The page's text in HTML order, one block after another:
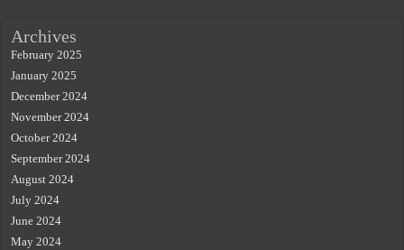
Archives
February 2025
January 2025
December 2024
November 2024
October 2024
September 2024
August 2024
July 2024
June 2024
May 2024